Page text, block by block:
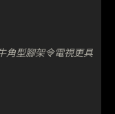
角型腳架令電視更具